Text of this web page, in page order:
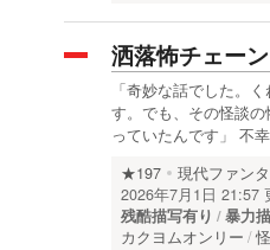
洒落怖チェー
「奇妙な話でした。
す。でも、その怪談
っていたんです」 不
★197 現代ファン
2026年7月1日 21:57
残酷描写有り
暴力
カクヨムオンリー